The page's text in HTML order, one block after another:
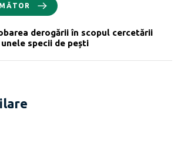
derogării în scopul cercetării
specii de pești